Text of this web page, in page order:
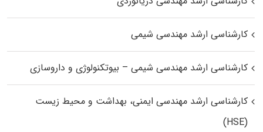
کارشناسی ارشد مهندسی شیمی
کارشناسی ارشد مهندسی شیمی – بیوتکنولوژی و داروسازی
کارشناسی ارشد مهندسی ایمنی، بهداشت و محیط زیست
(HSE)